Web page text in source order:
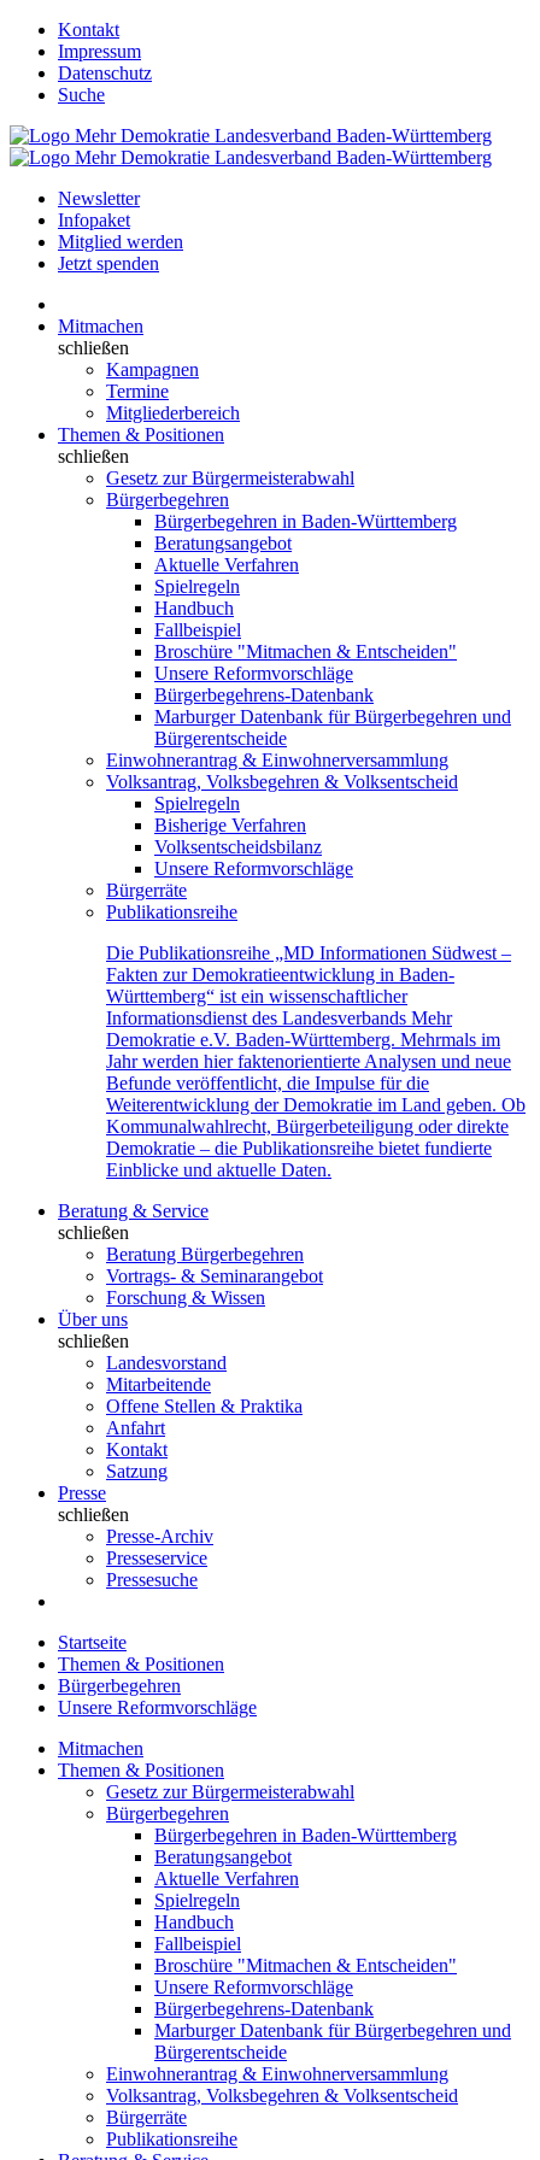
Kontakt
Impressum
Datenschutz
Suche
Newsletter
Infopaket
Mitglied werden
Jetzt spenden
Mitmachen
schließen
Kampagnen
Termine
Mitgliederbereich
Themen & Positionen
schließen
Gesetz zur Bürgermeisterabwahl
Bürgerbegehren
Bürgerbegehren in Baden-Württemberg
Beratungsangebot
Aktuelle Verfahren
Spielregeln
Handbuch
Fallbeispiel
Broschüre "Mitmachen & Entscheiden"
Unsere Reformvorschläge
Bürgerbegehrens-Datenbank
Marburger Datenbank für Bürgerbegehren und
Bürgerentscheide
Einwohnerantrag & Einwohnerversammlung
Volksantrag, Volksbegehren & Volksentscheid
Spielregeln
Bisherige Verfahren
Volksentscheidsbilanz
Unsere Reformvorschläge
Bürgerräte
Publikationsreihe
Die Publikationsreihe „MD Informationen Südwest –
Fakten zur Demokratieentwicklung in Baden-
Württemberg“ ist ein wissenschaftlicher
Informationsdienst des Landesverbands Mehr
Demokratie e.V. Baden-Württemberg. Mehrmals im
Jahr werden hier faktenorientierte Analysen und neue
Befunde veröffentlicht, die Impulse für die
Weiterentwicklung der Demokratie im Land geben. Ob
Kommunalwahlrecht, Bürgerbeteiligung oder direkte
Demokratie – die Publikationsreihe bietet fundierte
Einblicke und aktuelle Daten.
Beratung & Service
schließen
Beratung Bürgerbegehren
Vortrags- & Seminarangebot
Forschung & Wissen
Über uns
schließen
Landesvorstand
Mitarbeitende
Offene Stellen & Praktika
Anfahrt
Kontakt
Satzung
Presse
schließen
Presse-Archiv
Presseservice
Pressesuche
Startseite
Themen & Positionen
Bürgerbegehren
Unsere Reformvorschläge
Mitmachen
Themen & Positionen
Gesetz zur Bürgermeisterabwahl
Bürgerbegehren
Bürgerbegehren in Baden-Württemberg
Beratungsangebot
Aktuelle Verfahren
Spielregeln
Handbuch
Fallbeispiel
Broschüre "Mitmachen & Entscheiden"
Unsere Reformvorschläge
Bürgerbegehrens-Datenbank
Marburger Datenbank für Bürgerbegehren und
Bürgerentscheide
Einwohnerantrag & Einwohnerversammlung
Volksantrag, Volksbegehren & Volksentscheid
Bürgerräte
Publikationsreihe